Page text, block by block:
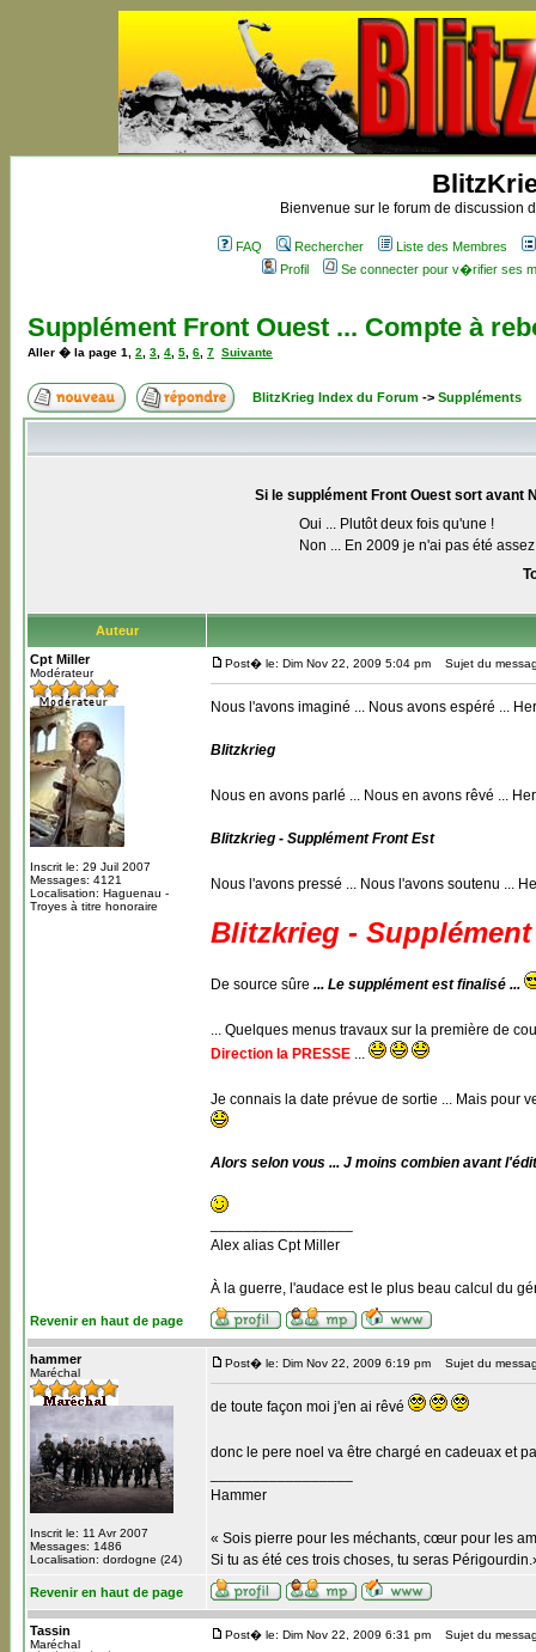
Bienvenue sur le forum de discussion
FAQ Rechercher
Liste des Membres
Profil
Se connecter pour v�rifier ses
Supplément Front Ouest ... Compte à
Aller � la page 1 2 3 4 5 6 7 Suivante
BlitzKrieg Index du Forum -> Suppléments
Si le supplément Front Ouest sort avant
Oui ... Plutôt deux fois qu'une !
Non ... En 2009 je n'ai pas été
Auteur
Cpt Miller
Modérateur
Inscrit le: 29 Juil 2007
Messages: 4121
Localisation: Haguenau -
Troyes à titre honoraire
Post� le: Dim Nov 22, 2009 5:04 pm Sujet du
Nous l'avons imaginé ... Nous avons espéré ...
Blitzkrieg
Nous en avons parlé ... Nous en avons rêvé ...
Blitzkrieg - Supplément Front Est
Nous l'avons pressé ... Nous l'avons soutenu ...
Blitzkrieg -
De source sûre ... Le supplément est finalisé ...
... Quelques menus travaux sur la première de
Direction la PRESSE ...
Je connais la date prévue de sortie ... Mais pour
Alors selon vous ... J moins combien avant
Alex alias Cpt Miller
À la guerre, l'audace est le plus beau calcul du
Revenir en haut de page
hammer
Maréchal
Inscrit le: 11 Avr 2007
Messages: 1486
Localisation: dordogne (24)
Post� le: Dim Nov 22, 2009 6:19 pm Sujet du
de toute façon moi j'en ai rêvé
donc le pere noel va être chargé en cadeuax et
Hammer
« Sois pierre pour les méchants, cœur pour les
Si tu as été ces trois choses, tu seras
Revenir en haut de page
Tassin
Maréchal
Post� le: Dim Nov 22, 2009 6:31 pm Sujet du